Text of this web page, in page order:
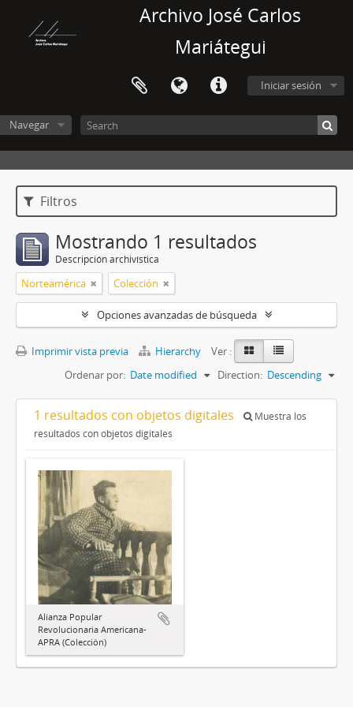
Archivo José Carlos
Mariátegui
Iniciar sesión
Navegar
Filtros
Mostrando 1 resultados
Descripción archivística
Norteamérica Colección
Opciones avanzadas de búsqueda
Imprimir vista previa Hierarchy
Ver :
Ordenar por: Date modified Direction: Descending
1 resultados con objetos digitales
Muestra los
resultados con objetos digitales
Alianza Popular
Revolucionaria Americana-
APRA (Colección)